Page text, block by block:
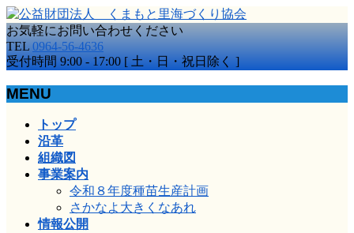
お気軽にお問い合わせください
TEL 0964-56-4636
受付時間 9:00 - 17:00 [ 土・日・祝日除く ]
MENU
トップ
沿革
組織図
事業案内
令和８年度種苗生産計画
さかなよ大きくなあれ
情報公開